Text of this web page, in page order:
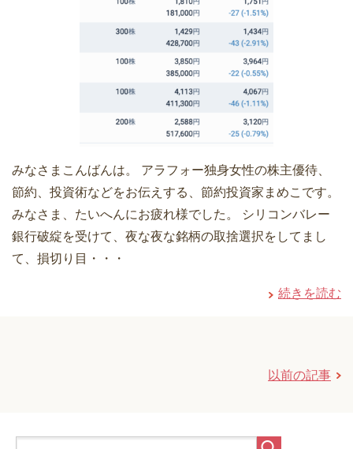
みなさまこんばんは。 アラフォー独身女性の株主優待、
節約、投資術などをお伝えする、節約投資家まめこです。
みなさま、たいへんにお疲れ様でした。 シリコンバレー
銀行破綻を受けて、夜な夜な銘柄の取捨選択をしてまし
て、損切り目・・・
続きを読む
以前の記事